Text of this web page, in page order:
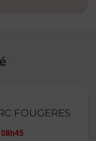
FOUGERES
08h45